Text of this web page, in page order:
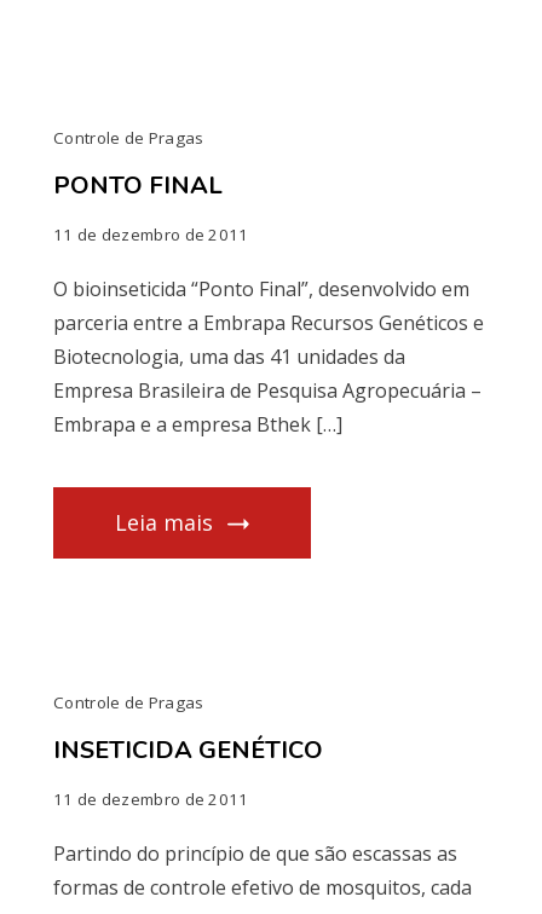
Controle de Pragas
PONTO FINAL
11 de dezembro de 2011
O bioinseticida “Ponto Final”, desenvolvido em
parceria entre a Embrapa Recursos Genéticos e
Biotecnologia, uma das 41 unidades da
Empresa Brasileira de Pesquisa Agropecuária –
Embrapa e a empresa Bthek […]
Leia mais
Controle de Pragas
INSETICIDA GENÉTICO
11 de dezembro de 2011
Partindo do princípio de que são escassas as
formas de controle efetivo de mosquitos, cada